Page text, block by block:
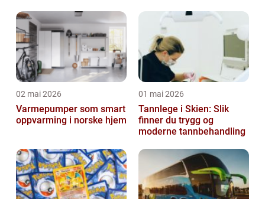
02 mai 2026
Varmepumper som smart
oppvarming i norske hjem
01 mai 2026
Tannlege i Skien: Slik
finner du trygg og
moderne tannbehandling